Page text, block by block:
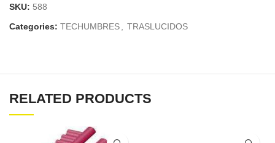
SKU: 588
Categories: TECHUMBRES TRASLUCIDOS
RELATED PRODUCTS